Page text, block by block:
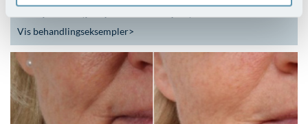
Sculptra® (poly-L-mælkesyre)
Vis behandlingseksempler>